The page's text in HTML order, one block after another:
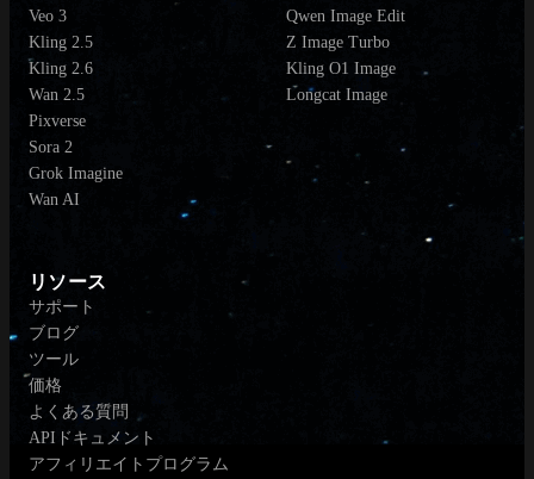
Veo 3
Kling 2.5
Kling 2.6
Wan 2.5
Pixverse
Sora 2
Grok Imagine
Wan AI
Qwen Image Edit
Z Image Turbo
Kling O1 Image
Longcat Image
リソース
サポート
ブログ
ツール
価格
よくある質問
APIドキュメント
アフィリエイトプログラム